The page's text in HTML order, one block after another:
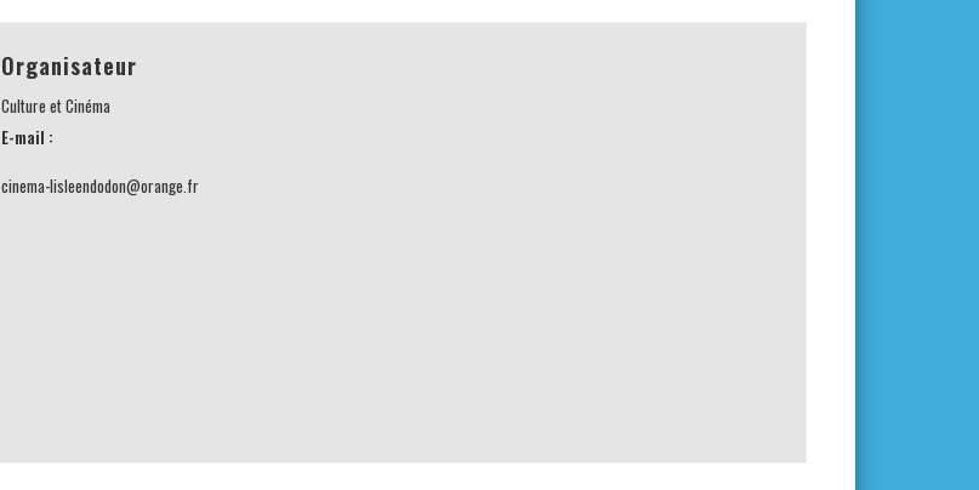
Organisateur
Culture et Cinéma
E-mail :
cinema-lisleendodon@orange.fr